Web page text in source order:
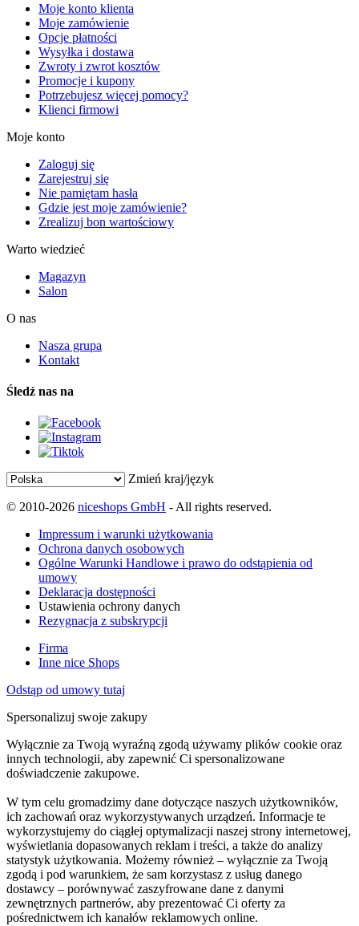
Moje konto klienta
Moje zamówienie
Opcje płatności
Wysyłka i dostawa
Zwroty i zwrot kosztów
Promocje i kupony
Potrzebujesz więcej pomocy?
Klienci firmowi
Moje konto
Zaloguj się
Zarejestruj się
Nie pamiętam hasła
Gdzie jest moje zamówienie?
Zrealizuj bon wartościowy
Warto wiedzieć
Magazyn
Salon
O nas
Nasza grupa
Kontakt
Śledź nas na
Zmień kraj/język
© 2010-2026 niceshops GmbH - All rights reserved.
Impressum i warunki użytkowania
Ochrona danych osobowych
Ogólne Warunki Handlowe i prawo do odstąpienia od
umowy
Deklaracja dostępności
Ustawienia ochrony danych
Rezygnacja z subskrypcji
Firma
Inne nice Shops
Odstąp od umowy tutaj
Spersonalizuj swoje zakupy
Wyłącznie za Twoją wyraźną zgodą używamy plików cookie oraz
innych technologii, aby zapewnić Ci spersonalizowane
doświadczenie zakupowe.
W tym celu gromadzimy dane dotyczące naszych użytkowników,
ich zachowań oraz wykorzystywanych urządzeń. Informacje te
wykorzystujemy do ciągłej optymalizacji naszej strony internetowej,
wyświetlania dopasowanych reklam i treści, a także do analizy
statystyk użytkowania. Możemy również – wyłącznie za Twoją
zgodą i pod warunkiem, że sam korzystasz z usług danego
dostawcy – porównywać zaszyfrowane dane z danymi
zewnętrznych partnerów, aby prezentować Ci oferty za
pośrednictwem ich kanałów reklamowych online.